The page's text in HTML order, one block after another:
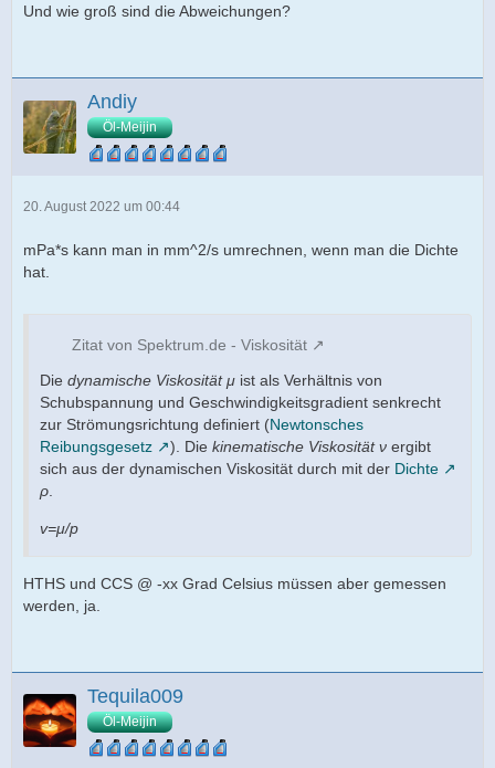
Und wie groß sind die Abweichungen?
Andiy
Öl-Meijin
20. August 2022 um 00:44
mPa*s kann man in mm^2/s umrechnen, wenn man die Dichte
hat.
Zitat von Spektrum.de - Viskosität
Die dynamische Viskositätμ ist als Verhältnis von
Schubspannung und Geschwindigkeitsgradient senkrecht
zur Strömungsrichtung definiert (Newtonsches
Reibungsgesetz
). Die kinematische Viskosität ν ergibt
sich aus der dynamischen Viskosität durch mit der Dichte
ρ
v=μ/p
HTHS und CCS @ -xx Grad Celsius müssen aber gemessen
werden, ja.
Tequila009
Öl-Meijin